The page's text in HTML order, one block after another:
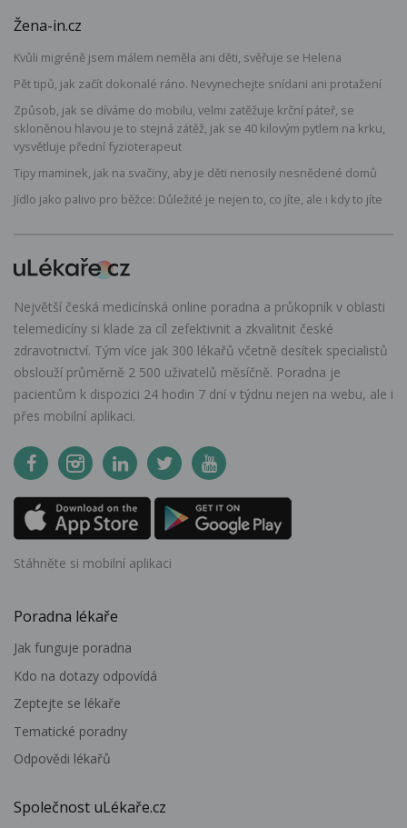
Žena-in.cz
Kvůli migréně jsem málem neměla ani děti, svěřuje se Helena
Pět tipů, jak začít dokonalé ráno. Nevynechejte snídani ani protažení
Způsob, jak se díváme do mobilu, velmi zatěžuje krční páteř, se
skloněnou hlavou je to stejná zátěž, jak se 40 kilovým pytlem na krku,
vysvětluje přední fyzioterapeut
Tipy maminek, jak na svačiny, aby je děti nenosily nesnědené domů
Jídlo jako palivo pro běžce: Důležité je nejen to, co jíte, ale i kdy to jíte
Největší česká medicínská online poradna a průkopník v oblasti
telemedicíny si klade za cíl zefektivnit a zkvalitnit české
zdravotnictví. Tým více jak 300 lékařů včetně desítek specialistů
obslouží průměrně 2 500 uživatelů měsíčně. Poradna je
pacientům k dispozici 24 hodin 7 dní v týdnu nejen na webu, ale i
přes mobilní aplikaci.
Stáhněte si mobilní aplikaci
Poradna lékaře
Jak funguje poradna
Kdo na dotazy odpovídá
Zeptejte se lékaře
Tematické poradny
Odpovědi lékařů
Společnost uLékaře.cz